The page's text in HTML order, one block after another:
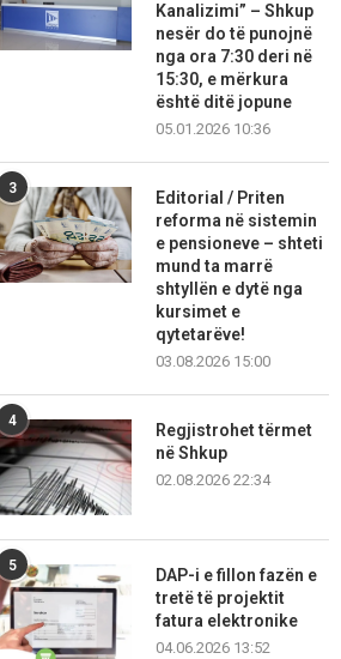
Kanalizimi” – Shkup
nesër do të punojnë
nga ora 7:30 deri në
15:30, e mërkura
është ditë jopune
05.01.2026 10:36
3
Editorial / Priten
reforma në sistemin
e pensioneve – shteti
mund ta marrë
shtyllën e dytë nga
kursimet e
qytetarëve!
03.08.2026 15:00
4
Regjistrohet tërmet
në Shkup
02.08.2026 22:34
5
DAP-i e fillon fazën e
tretë të projektit
fatura elektronike
04.06.2026 13:52